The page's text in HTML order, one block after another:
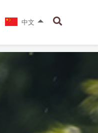
中文